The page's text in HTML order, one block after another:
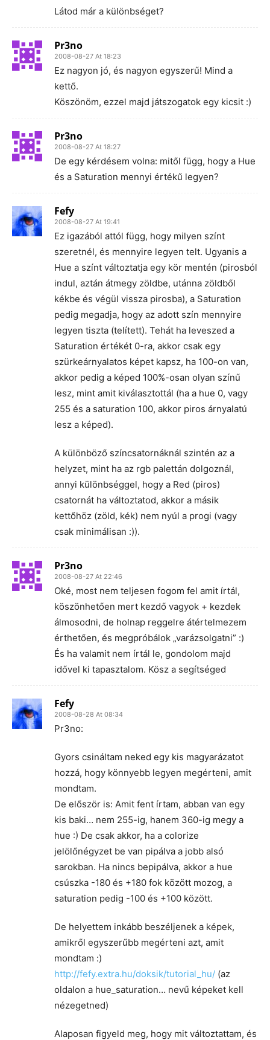
Látod már a különbséget?
Pr3no
2008-08-27 At 18:23
Ez nagyon jó, és nagyon egyszerű! Mind a
kettő.
Köszönöm, ezzel majd játszogatok egy kicsit :)
Pr3no
2008-08-27 At 18:27
De egy kérdésem volna: mitől függ, hogy a Hue
és a Saturation mennyi értékű legyen?
Fefy
2008-08-27 At 19:41
Ez igazából attól függ, hogy milyen színt
szeretnél, és mennyire legyen telt. Ugyanis a
Hue a színt változtatja egy kör mentén (pirosból
indul, aztán átmegy zöldbe, utánna zöldből
kékbe és végül vissza pirosba), a Saturation
pedig megadja, hogy az adott szín mennyire
legyen tiszta (telített). Tehát ha leveszed a
Saturation értékét 0-ra, akkor csak egy
szürkeárnyalatos képet kapsz, ha 100-on van,
akkor pedig a képed 100%-osan olyan színű
lesz, mint amit kiválasztottál (ha a hue 0, vagy
255 és a saturation 100, akkor piros árnyalatú
lesz a képed).
A különböző színcsatornáknál szintén az a
helyzet, mint ha az rgb palettán dolgoznál,
annyi különbséggel, hogy a Red (piros)
csatornát ha változtatod, akkor a másik
kettőhöz (zöld, kék) nem nyúl a progi (vagy
csak minimálisan :)).
Pr3no
2008-08-27 At 22:46
Oké, most nem teljesen fogom fel amit írtál,
köszönhetően mert kezdő vagyok + kezdek
álmosodni, de holnap reggelre átértelmezem
érthetően, és megpróbálok „varázsolgatni” :)
És ha valamit nem írtál le, gondolom majd
idővel ki tapasztalom. Kösz a segítséged
Fefy
2008-08-28 At 08:34
Pr3no:
Gyors csináltam neked egy kis magyarázatot
hozzá, hogy könnyebb legyen megérteni, amit
mondtam.
De először is: Amit fent írtam, abban van egy
kis baki… nem 255-ig, hanem 360-ig megy a
hue :) De csak akkor, ha a colorize
jelölőnégyzet be van pipálva a jobb alsó
sarokban. Ha nincs bepipálva, akkor a hue
csúszka -180 és +180 fok között mozog, a
saturation pedig -100 és +100 között.
De helyettem inkább beszéljenek a képek,
amikről egyszerűbb megérteni azt, amit
mondtam :)
http://fefy.extra.hu/doksik/tutorial_hu/ (az
oldalon a hue_saturation… nevű képeket kell
nézegetned)
Alaposan figyeld meg, hogy mit változtattam, és